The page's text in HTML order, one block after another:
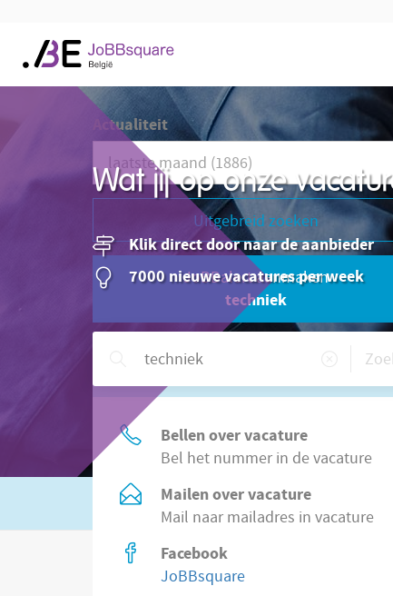
Wat jij op onze
Klik direct door naar de aanbieder
7000 nieuwe vacatures per week
Of zoek in2.200 vacatures direct bij
Actualiteit
Uitgebreid zoeken
JoBBalert aanmaken
techniek
Bellen over vacature
Bel het nummer in de vacature
Mailen over vacature
Mail naar mailadres in vacature
Facebook
JoBBsquare